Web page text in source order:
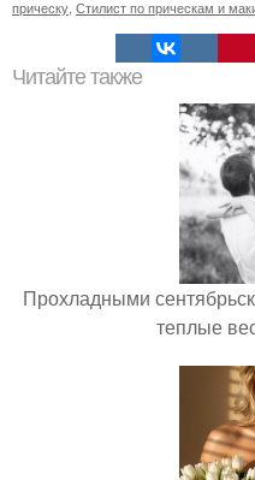
прическу Стилист по прическам и
Читайте также
Прохладными
теплые